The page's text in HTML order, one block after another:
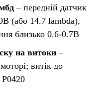
– передній датчик
(або 14.7 lambda),
близько 0.6-0.7В
на витоки–
витік до
P0420